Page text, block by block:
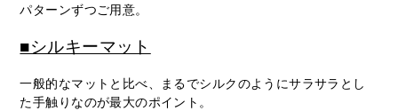
パターンずつご用意。
■シルキーマット
一般的なマットと比べ、まるでシルクのようにサラサラとし
た手触りなのが最大のポイント。